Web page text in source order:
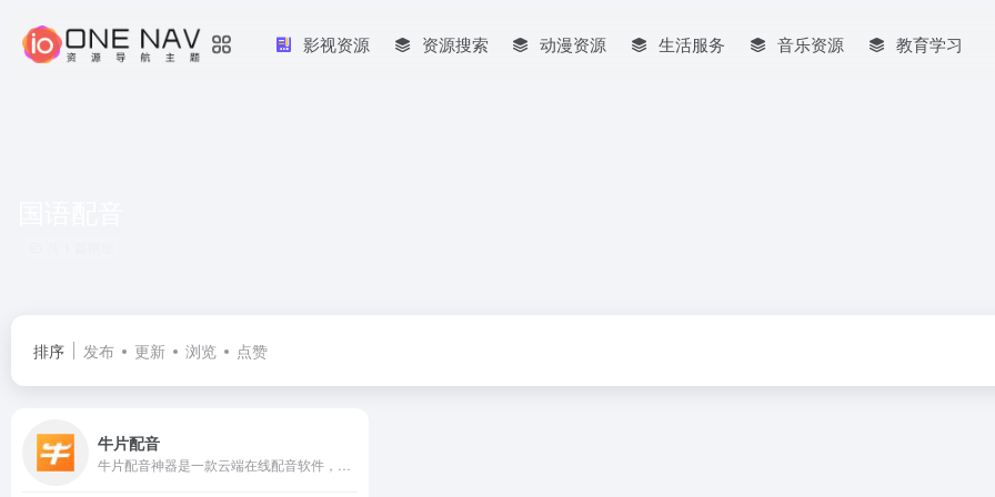
影视资源 资源搜索 动漫资源 生活服务 音乐资源 教育学习
排序 发布 更新 浏览 点赞
牛片配音